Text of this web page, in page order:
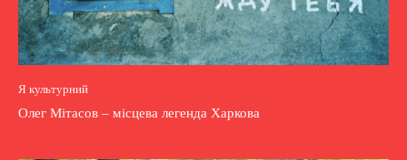
Я культурний
Олег Мітасов – місцева легенда Харкова